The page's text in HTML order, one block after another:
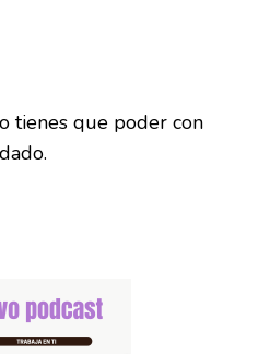
tienes que poder con